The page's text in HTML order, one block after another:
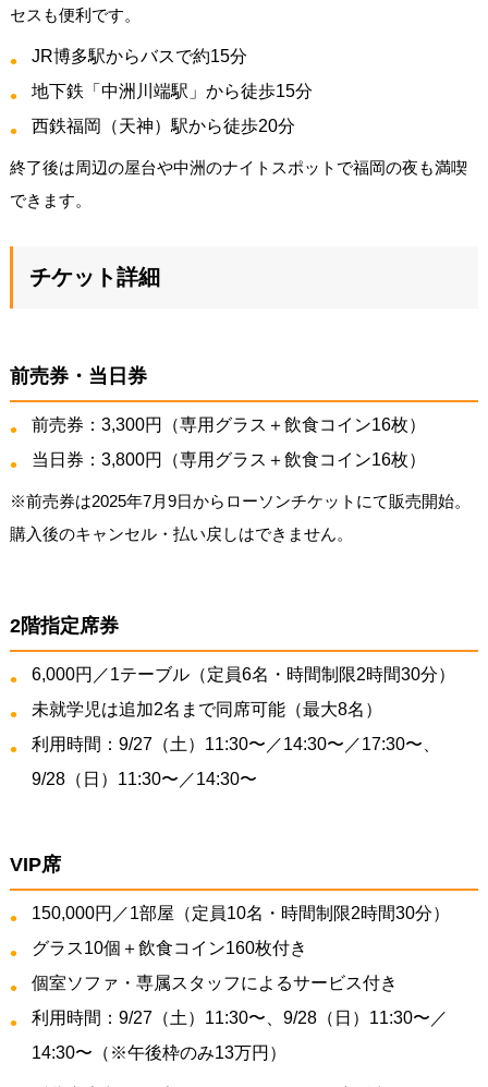
セスも便利です。
JR博多駅からバスで約15分
地下鉄「中洲川端駅」から徒歩15分
西鉄福岡（天神）駅から徒歩20分
終了後は周辺の屋台や中洲のナイトスポットで福岡の夜も満喫
できます。
チケット詳細
前売券・当日券
前売券：3,300円（専用グラス＋飲食コイン16枚）
当日券：3,800円（専用グラス＋飲食コイン16枚）
※前売券は2025年7月9日からローソンチケットにて販売開始。
購入後のキャンセル・払い戻しはできません。
2階指定席券
6,000円／1テーブル（定員6名・時間制限2時間30分）
未就学児は追加2名まで同席可能（最大8名）
利用時間：9/27（土）11:30〜／14:30〜／17:30〜、
9/28（日）11:30〜／14:30〜
VIP席
150,000円／1部屋（定員10名・時間制限2時間30分）
グラス10個＋飲食コイン160枚付き
個室ソファ・専属スタッフによるサービス付き
利用時間：9/27（土）11:30〜、9/28（日）11:30〜／
14:30〜（※午後枠のみ13万円）